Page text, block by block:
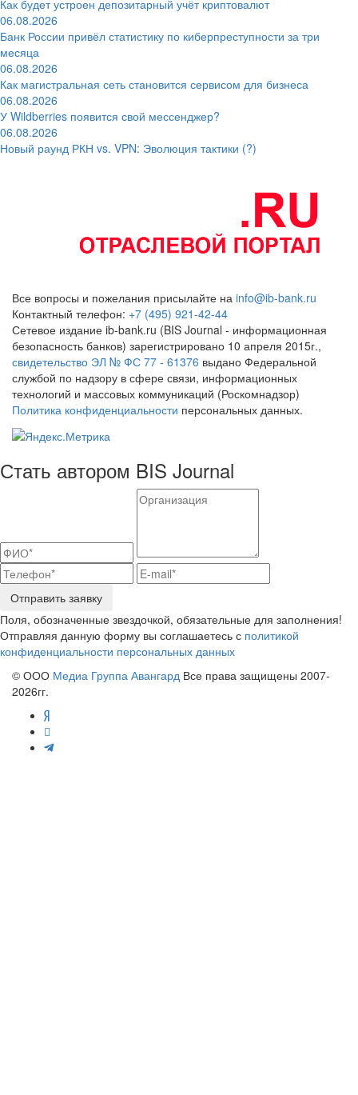
Как будет устроен депозитарный учёт криптовалют
06.08.2026
Банк России привёл статистику по киберпреступности за три
месяца
06.08.2026
Как магистральная сеть становится сервисом для бизнеса
06.08.2026
У Wildberries появится свой мессенджер?
06.08.2026
Новый раунд РКН vs. VPN: Эволюция тактики (?)
Все вопросы и пожелания присылайте на info@ib-bank.ru
Контактный телефон: +7 (495) 921-42-44
Сетевое издание ib-bank.ru (BIS Journal - информационная
безопасность банков) зарегистрировано 10 апреля 2015г.,
свидетельство ЭЛ № ФС 77 - 61376 выдано Федеральной
службой по надзору в сфере связи, информационных
технологий и массовых коммуникаций (Роскомнадзор)
Политика конфиденциальности персональных данных.
Стать автором BIS Journal
Отправить заявку
Поля, обозначенные звездочкой, обязательные для заполнения!
Отправляя данную форму вы соглашаетесь с политикой
конфиденциальности персональных данных
© ООО Медиа Группа Авангард Все права защищены 2007-
2026гг.